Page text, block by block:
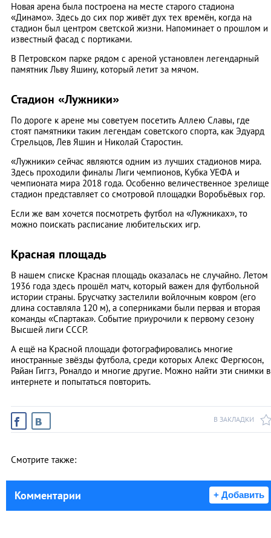
Новая арена была построена на месте старого стадиона
«Динамо». Здесь до сих пор живёт дух тех времён, когда на
стадион был центром светской жизни. Напоминает о прошлом и
известный фасад с портиками.
В Петровском парке рядом с ареной установлен легендарный
памятник Льву Яшину, который летит за мячом.
Стадион «Лужники»
По дороге к арене мы советуем посетить Аллею Славы, где
стоят памятники таким легендам советского спорта, как Эдуард
Стрельцов, Лев Яшин и Николай Старостин.
«Лужники» сейчас являются одним из лучших стадионов мира.
Здесь проходили финалы Лиги чемпионов, Кубка УЕФА и
чемпионата мира 2018 года. Особенно величественное зрелище
стадион представляет со смотровой площадки Воробьёвых гор.
Если же вам хочется посмотреть футбол на «Лужниках», то
можно поискать расписание любительских игр.
Красная площадь
В нашем списке Красная площадь оказалась не случайно. Летом
1936 года здесь прошёл матч, который важен для футбольной
истории страны. Брусчатку застелили войлочным ковром (его
длина составляла 120 м), а соперниками были первая и вторая
команды «Спартака». Событие приурочили к первому сезону
Высшей лиги СССР.
А ещё на Красной площади фотографировались многие
иностранные звёзды футбола, среди которых Алекс Фергюсон,
Райан Гиггз, Роналдо и многие другие. Можно найти эти снимки в
интернете и попытаться повторить.
В ЗАКЛАДКИ
Смотрите также:
Комментарии + Добавить